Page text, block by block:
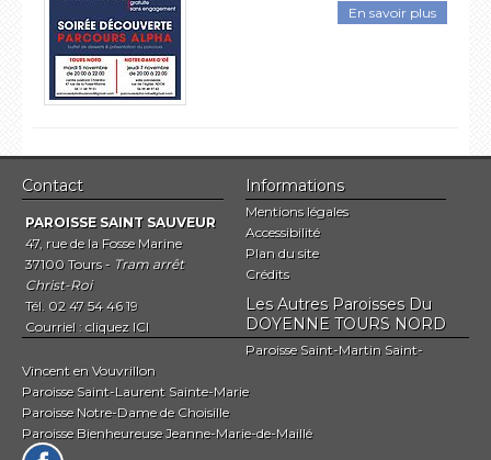
En savoir plus
Contact
PAROISSE SAINT SAUVEUR
47, rue de la Fosse Marine
37100 Tours - Tram arrêt
Christ-Roi
Tél. 02 47 54 46 19
Courriel : cliquez ICI
Informations
Mentions légales
Accessibilité
Plan du site
Crédits
Les Autres Paroisses Du
DOYENNE TOURS NORD
Paroisse Saint-Martin Saint-
Vincent en Vouvrillon
Paroisse Saint-Laurent Sainte-Marie
Paroisse Notre-Dame de Choisille
Paroisse Bienheureuse Jeanne-Marie-de-Maillé